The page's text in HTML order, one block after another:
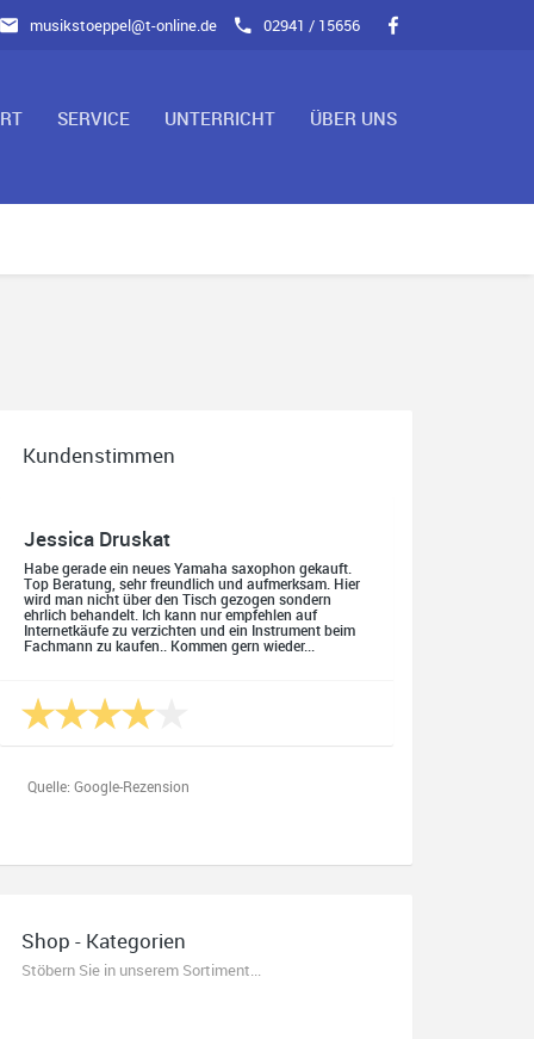
musikstoeppel@t-online.de 02941 / 15656
SERVICE UNTERRICHT ÜBER UNS
Kundenstimmen
Jessica Druskat
Habe gerade ein neues Yamaha saxophon gekauft.
Top Beratung, sehr freundlich und aufmerksam. Hier
wird man nicht über den Tisch gezogen sondern
ehrlich behandelt. Ich kann nur empfehlen auf
Internetkäufe zu verzichten und ein Instrument beim
Fachmann zu kaufen.. Kommen gern wieder...
Quelle: Google-Rezension
Habe mir heute eine E-Gitarre und einen Amp gekauft.
Erstklassige Beratung vom Chef. Hier fühlt man sich
aufgehoben. Finger weg vom Internet. Kauft beim
Fachmann zu guten Konditionen. Es zahlt sich aus.
Shop - Kategorien
Stöbern Sie in unserem Sortiment...